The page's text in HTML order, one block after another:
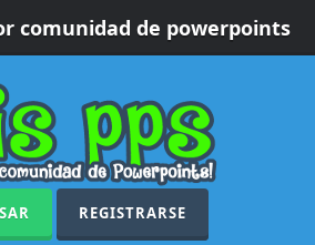
comunidad de powerpoints
REGISTRARSE